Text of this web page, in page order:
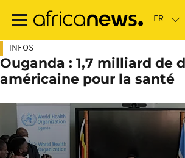
contenu
INFOS
Ouganda : 1,7 milliard de
américaine pour la santé